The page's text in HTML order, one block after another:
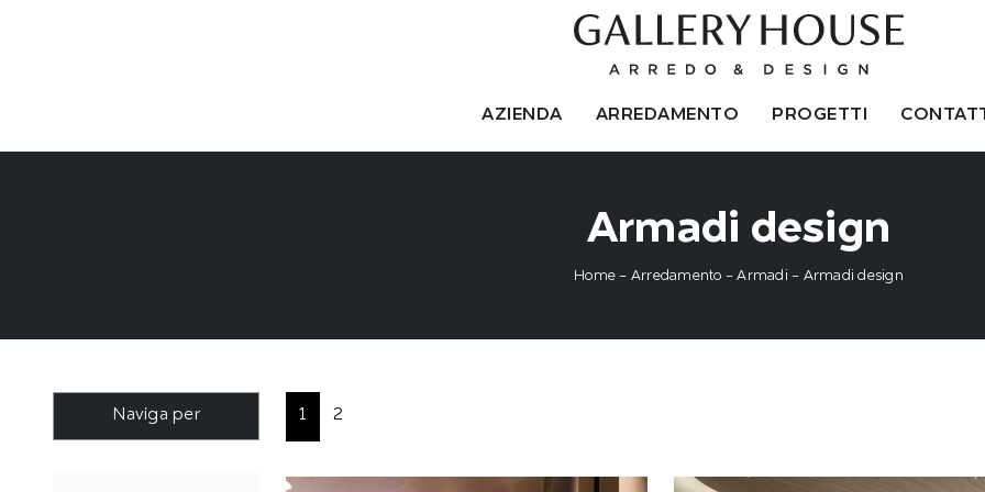
AZIENDA ARREDAMENTO PROGETTI
Armadi design
Home - Arredamento -Armadi - Armadi design
1 2
Naviga per